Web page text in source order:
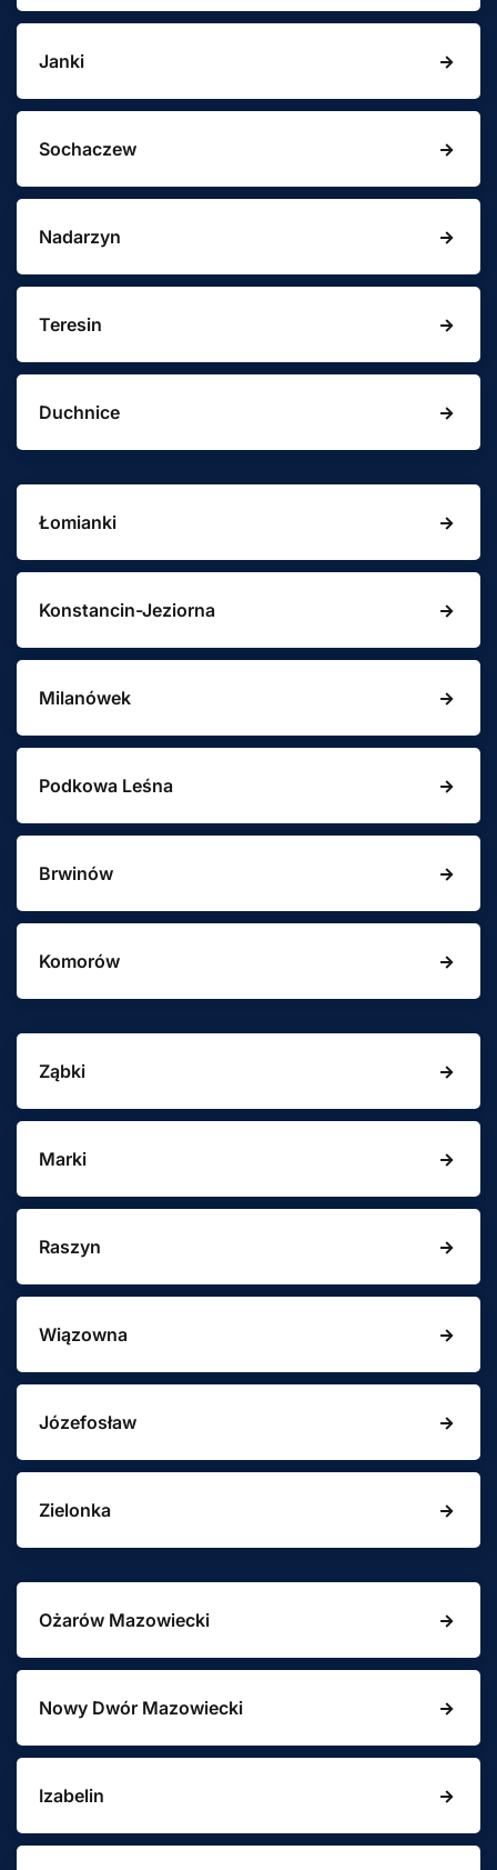
Janki
Sochaczew
Nadarzyn
Teresin
Duchnice
Łomianki
Konstancin-Jeziorna
Milanówek
Podkowa Leśna
Brwinów
Komorów
Ząbki
Marki
Raszyn
Wiązowna
Józefosław
Zielonka
Ożarów Mazowiecki
Nowy Dwór Mazowiecki
Izabelin